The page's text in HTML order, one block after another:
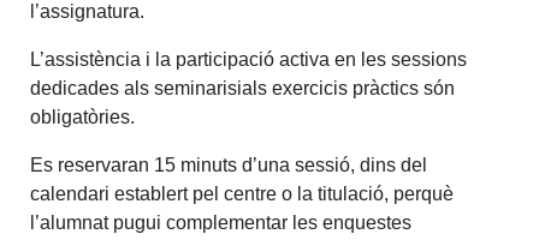
l’assignatura.
L’assistència i la participació activa en les sessions
dedicades als seminarisials exercicis pràctics són
obligatòries.
Es reservaran 15 minuts d’una sessió, dins del
calendari establert pel centre o la titulació, perquè
l’alumnat pugui complementar les enquestes